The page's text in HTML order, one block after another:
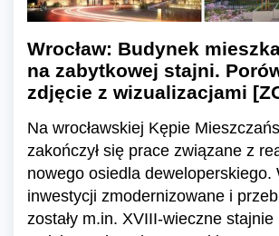
Wrocław: Budynek
na zabytkowej stajni.
zdjęcie z wizualizacjami
Na wrocławskiej Kępie
zakończył się prace związane z
nowego osiedla deweloperskiego.
inwestycji zmodernizowane i
zostały m.in. XVIII-wieczne stajnie